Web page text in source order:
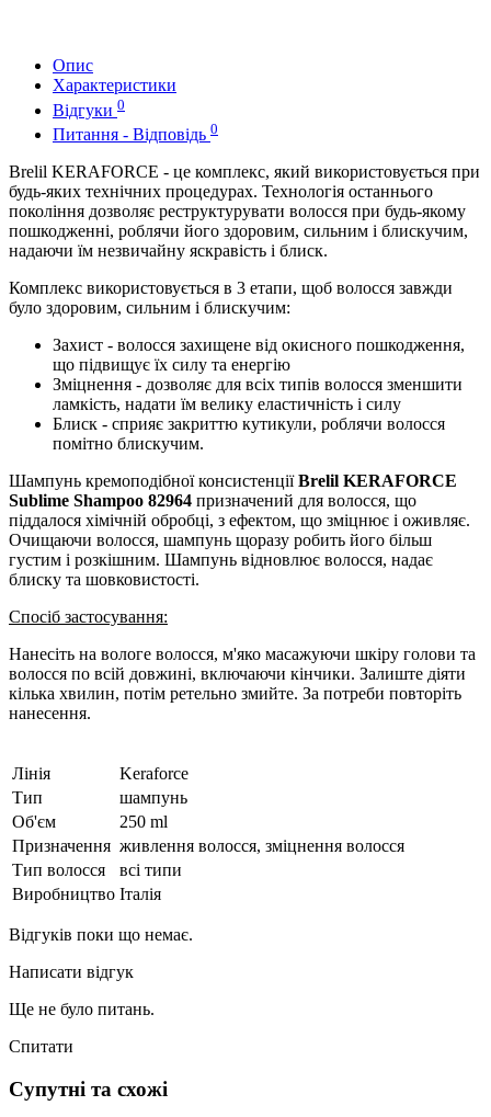
Опис
Характеристики
Відгуки 0
Питання - Відповідь 0
Brelil KERAFORCE - це комплекс, який використовується при
будь-яких технічних процедурах. Технологія останнього
покоління дозволяє реструктурувати волосся при будь-якому
пошкодженні, роблячи його здоровим, сильним і блискучим,
надаючи їм незвичайну яскравість і блиск.
Комплекс використовується в 3 етапи, щоб волосся завжди
було здоровим, сильним і блискучим:
Захист - волосся захищене від окисного пошкодження,
що підвищує їх силу та енергію
Зміцнення - дозволяє для всіх типів волосся зменшити
ламкість, надати їм велику еластичність і силу
Блиск - сприяє закриттю кутикули, роблячи волосся
помітно блискучим.
Шампунь кремоподібної консистенціїBrelil KERAFORCE
Sublime Shampoo 82964 призначений для волосся, що
піддалося хімічній обробці, з ефектом, що зміцнює і оживляє.
Очищаючи волосся, шампунь щоразу робить його більш
густим і розкішним. Шампунь відновлює волосся, надає
блиску та шовковистості.
Спосіб застосування:
Нанесіть на вологе волосся, м'яко масажуючи шкіру голови та
волосся по всій довжині, включаючи кінчики. Залиште діяти
кілька хвилин, потім ретельно змийте. За потреби повторіть
нанесення.
Лінія
Keraforce
Тип
шампунь
Об'єм
250 ml
Призначення живлення волосся, зміцнення волосся
Тип волосся
всі типи
Виробництво Італія
Відгуків поки що немає.
Написати відгук
Ще не було питань.
Спитати
Супутні та схожі